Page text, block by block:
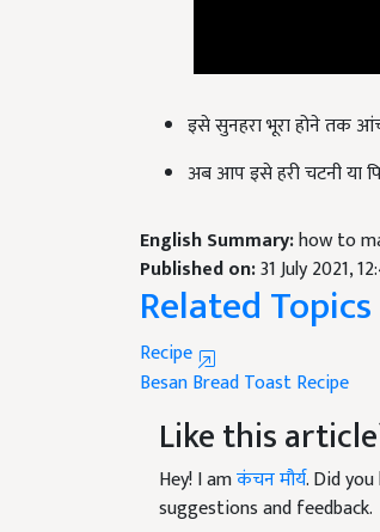
इसे सुनहरा भूरा होने तक
अब आप इसे हरी चटनी या
English Summary:how to
Published on:31 July 2021,
Related Topics
Recipe
Besan Bread Toast Recipe
Like this
Hey! I amकंचन मौर्य. Did
suggestions and feedback.